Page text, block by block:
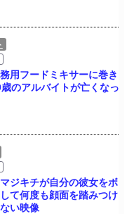
務用フードミキサーに巻き
のアルバイトが亡くなっ
ジキチが自分の彼女をボ
て何度も顔面を踏みつけ
い映像